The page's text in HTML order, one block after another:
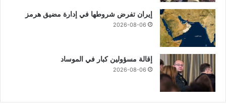
إيران تفرض شروطها في إدارة مضيق هرمز
2026-08-06
إقالة مسؤولين كبار في الموساد
2026-08-06